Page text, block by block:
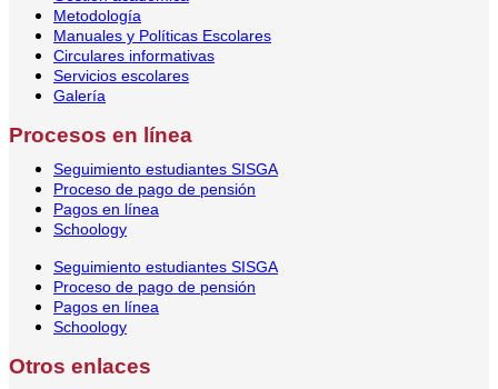
Metodología
Manuales y Políticas Escolares
Circulares informativas
Servicios escolares
Galería
Procesos en línea
Seguimiento estudiantes SISGA
Proceso de pago de pensión
Pagos en línea
Schoology
Seguimiento estudiantes SISGA
Proceso de pago de pensión
Pagos en línea
Schoology
Otros enlaces